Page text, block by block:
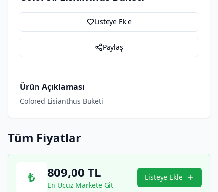
Listeye Ekle
Paylaş
Ürün Açıklaması
Colored Lisianthus Buketi
Tüm Fiyatlar
₺ 809,00 TL
En Ucuz Markete Git
Listeye Ekle